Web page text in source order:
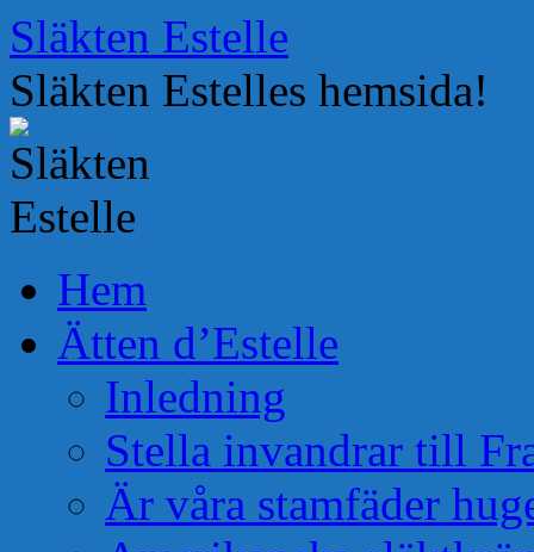
Hoppa
till
innehåll
Släkten Estelle
Släkten Estelles hemsida!
Hem
Ätten d’Estelle
Inledning
Stella invandrar till
Är våra stamfäder